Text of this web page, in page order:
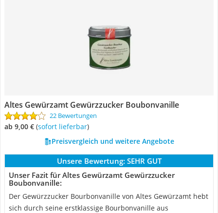
Altes Gewürzamt Gewürzzucker Boubonvanille
22 Bewertungen
ab 9,00 € ( Sofort lieferbar)
Preisvergleich und weitere Angebote
Unsere Bewertung: SEHR GUT
Unser Fazit für Altes Gewürzamt Gewürzzucker
Boubonvanille:
Der Gewürzzucker Bourbonvanille von Altes Gewürzamt hebt
sich durch seine erstklassige Bourbonvanille aus